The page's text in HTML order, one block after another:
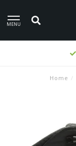
MENU
Home /